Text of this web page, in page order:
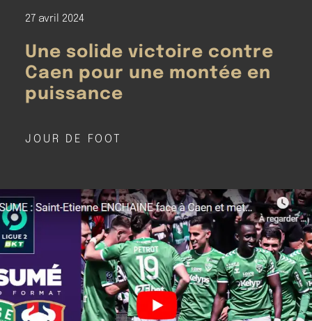
27 avril 2024
Une solide victoire contre
Caen pour une montée en
puissance
JOUR DE FOOT